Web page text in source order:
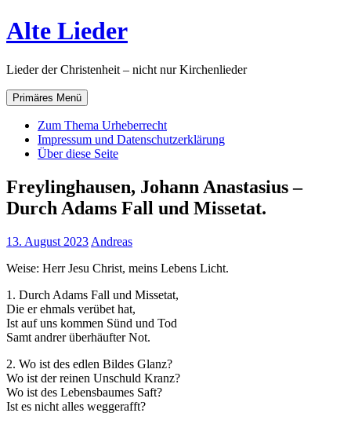
Zum
Inhalt
Alte Lieder
Lieder der Christenheit – nicht nur Kirchenlieder
Primäres Menü
Zum Thema Urheberrecht
Impressum und Datenschutzerklärung
Über diese Seite
Freylinghausen, Johann Anastasius –
Durch Adams Fall und Missetat.
13. August 2023 Andreas
Weise: Herr Jesu Christ, meins Lebens Licht.
1. Durch Adams Fall und Missetat,
Die er ehmals verübet hat,
Ist auf uns kommen Sünd und Tod
Samt andrer überhäufter Not.
2. Wo ist des edlen Bildes Glanz?
Wo ist der reinen Unschuld Kranz?
Wo ist des Lebensbaumes Saft?
Ist es nicht alles weggerafft?